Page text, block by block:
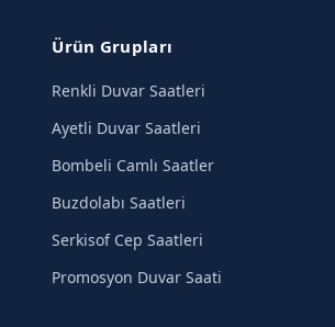
Ürün Grupları
Renkli Duvar Saatleri
Ayetli Duvar Saatleri
Bombeli Camlı Saatler
Buzdolabı Saatleri
Serkisof Cep Saatleri
Promosyon Duvar Saati